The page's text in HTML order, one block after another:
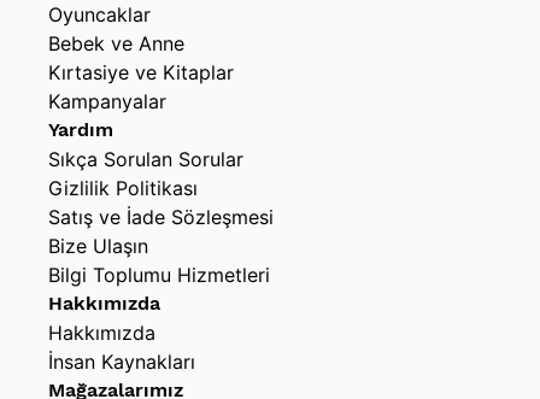
Oyuncaklar
Bebek ve Anne
Kırtasiye ve Kitaplar
Kampanyalar
Yardım
Sıkça Sorulan Sorular
Gizlilik Politikası
Satış ve İade Sözleşmesi
Bize Ulaşın
Bilgi Toplumu Hizmetleri
Hakkımızda
Hakkımızda
İnsan Kaynakları
Mağazalarımız